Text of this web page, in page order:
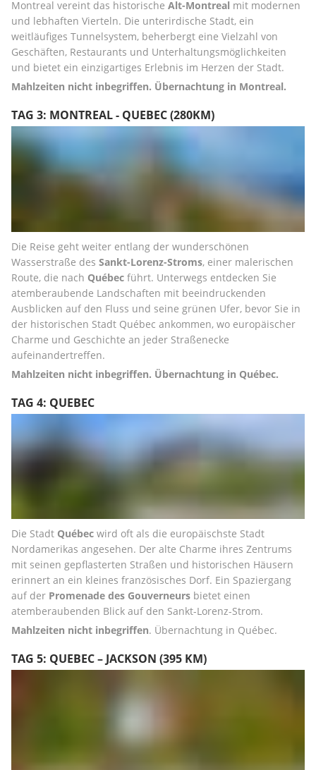
Montreal vereint das historische Alt-Montreal mit modernen
und lebhaften Vierteln. Die unterirdische Stadt, ein
weitläufiges Tunnelsystem, beherbergt eine Vielzahl von
Geschäften, Restaurants und Unterhaltungsmöglichkeiten
und bietet ein einzigartiges Erlebnis im Herzen der Stadt.
Mahlzeiten nicht inbegriffen. Übernachtung in Montreal.
TAG 3: MONTREAL - QUEBEC (280KM)
Die Reise geht weiter entlang der wunderschönen
Wasserstraße des Sankt-Lorenz-Stroms, einer malerischen
Route, die nach Québec führt. Unterwegs entdecken Sie
atemberaubende Landschaften mit beeindruckenden
Ausblicken auf den Fluss und seine grünen Ufer, bevor Sie in
der historischen Stadt Québec ankommen, wo europäischer
Charme und Geschichte an jeder Straßenecke
aufeinandertreffen.
Mahlzeiten nicht inbegriffen. Übernachtung in Québec.
TAG 4: QUEBEC
Die Stadt Québec wird oft als die europäischste Stadt
Nordamerikas angesehen. Der alte Charme ihres Zentrums
mit seinen gepflasterten Straßen und historischen Häusern
erinnert an ein kleines französisches Dorf. Ein Spaziergang
auf der Promenade des Gouverneurs bietet einen
atemberaubenden Blick auf den Sankt-Lorenz-Strom.
Mahlzeiten nicht inbegriffen. Übernachtung in Québec.
TAG 5: QUEBEC – JACKSON (395 KM)